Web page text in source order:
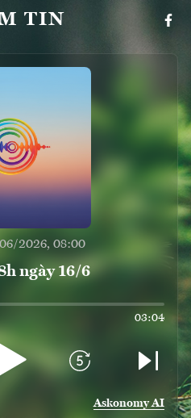
TIN
2026, 08:00
ngày 16/6
03:04
Askonomy AI